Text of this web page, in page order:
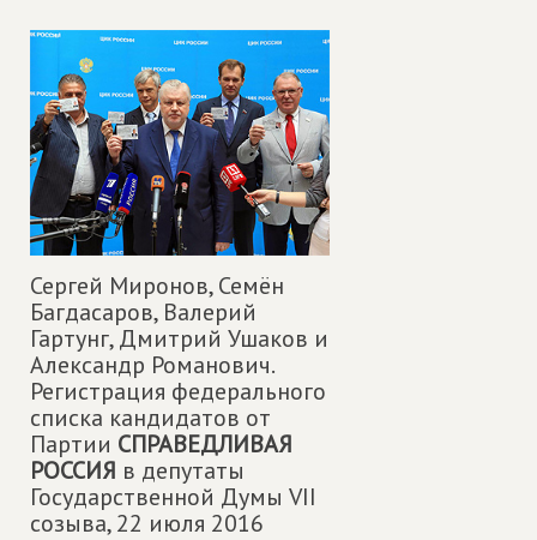
Сергей Миронов, Семён
Багдасаров, Валерий
Гартунг, Дмитрий Ушаков и
Александр Романович.
Регистрация федерального
списка кандидатов от
Партии СПРАВЕДЛИВАЯ
РОССИЯ в депутаты
Государственной Думы VII
созыва,22 июля 2016